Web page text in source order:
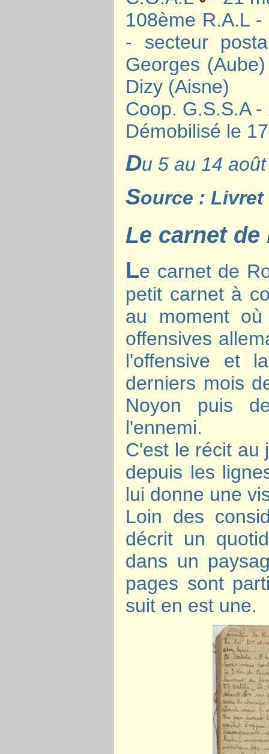
108ème R.A.L
- secteur
Georges
Dizy (Aisne)
Coop. G.S.S.A
Démobilisé le
Du 5 au 14
Source :
Le carnet de
Le carnet de
petit carnet à
au moment
offensives
l'offensive et
derniers mois
Noyon puis
l'ennemi.
C'est le récit au
depuis les
lui donne une
Loin des
décrit un
dans un
pages sont
suit en est une.